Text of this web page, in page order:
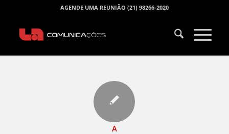
AGENDE UMA REUNIÃO (21) 98266-2020
A